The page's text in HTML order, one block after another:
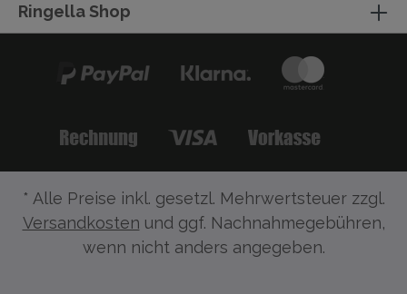
Ringella Shop
* Alle Preise inkl. gesetzl. Mehrwertsteuer zzgl.
Versandkosten und ggf. Nachnahmegebühren,
wenn nicht anders angegeben.